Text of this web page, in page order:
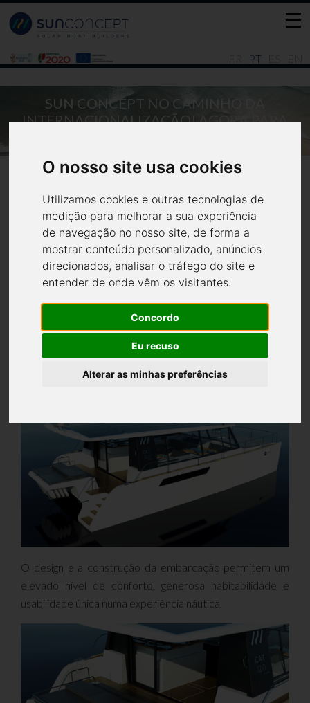
PT
O nosso site usa cookies
Utilizamos cookies e outras tecnologias de
medição para melhorar a sua experiência
de navegação no nosso site, de forma a
mostrar conteúdo personalizado, anúncios
direcionados, analisar o tráfego do site e
entender de onde vêm os visitantes.
Concordo
Eu recuso
Alterar as minhas preferências
SUN CONCEPT NO CAMINHO DA
INTERNACIONALIZAÇÃO! AGORA PARA
Notícias
Sun Concept no caminho da
Internacionalização! Agora
para Palma de Maiorca!
Palma de Maiorca vai receber o primeiro CAT 12.0 Lounge
O design e a construção da embarcação permitem um
elevado nível de conforto, generosa habitabilidade e
usabilidade única numa experiência náutica.